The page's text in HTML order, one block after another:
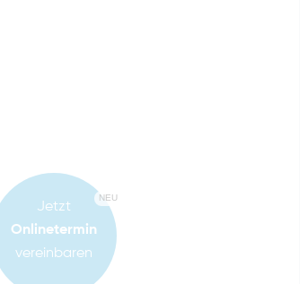
NEU
Jetzt
Onlinetermin
vereinbaren